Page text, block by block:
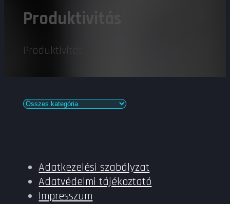
Produktivitás
Produktivitás
Adatkezelési szabályzat
Adatvédelmi tájékoztató
Impresszum